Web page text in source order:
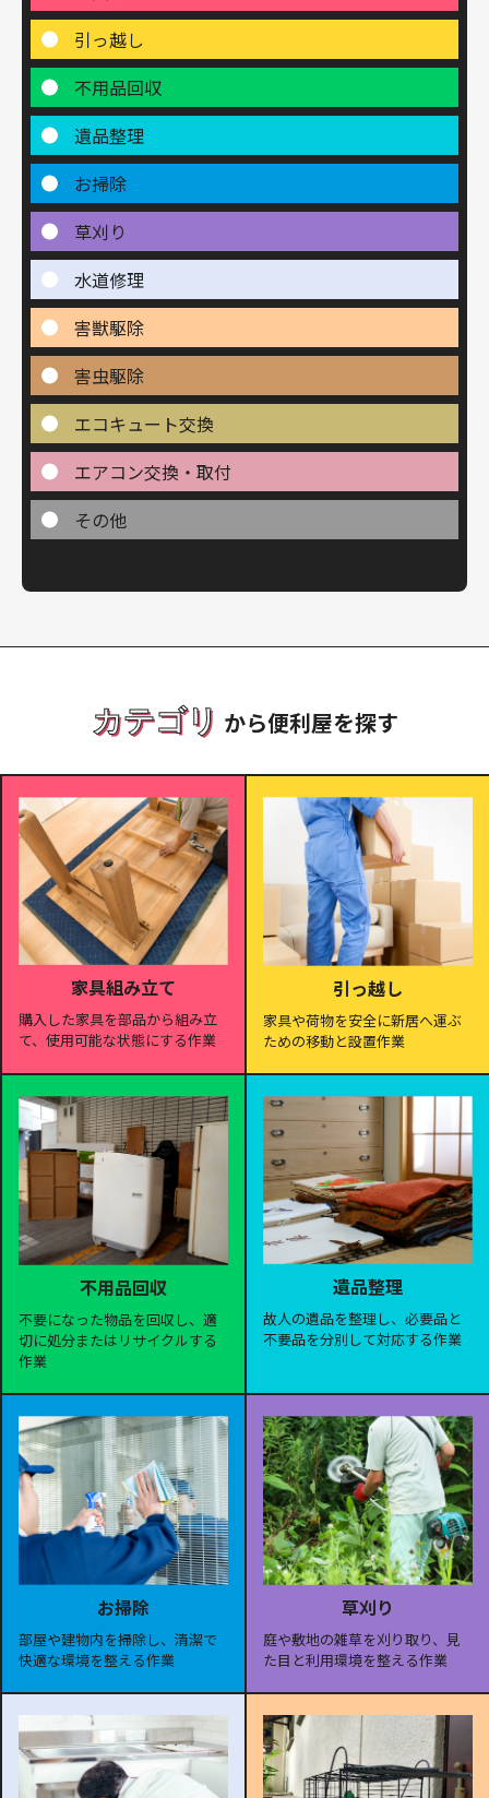
引っ越し
不用品回収
遺品整理
お掃除
草刈り
水道修理
害獣駆除
害虫駆除
エコキュート交換
エアコン交換・取付
その他
カテゴリ から便利屋を探す
家具組み立て
購入した家具を部品から組み立
て、使用可能な状態にする作業
引っ越し
家具や荷物を安全に新居へ運ぶ
ための移動と設置作業
不用品回収
不要になった物品を回収し、適
切に処分またはリサイクルする
作業
遺品整理
故人の遺品を整理し、必要品と
不要品を分別して対応する作業
お掃除
部屋や建物内を掃除し、清潔で
快適な環境を整える作業
草刈り
庭や敷地の雑草を刈り取り、見
た目と利用環境を整える作業